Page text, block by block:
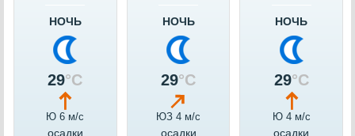
НОЧЬ
29°C
Ю 6 м/c
осадки
НОЧЬ
29°C
ЮЗ 4 м/c
осадки
НОЧЬ
29°C
Ю 4 м/c
осадки